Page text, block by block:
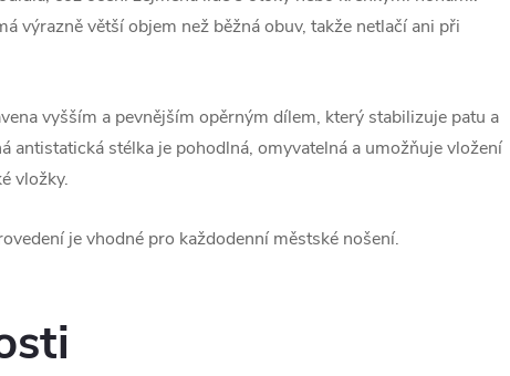
výrazně větší objem než běžná obuv, takže netlačí ani při
vyšším a pevnějším opěrným dílem, který stabilizuje patu a
antistatická stélka je pohodlná, omyvatelná a umožňuje vložení
vložky.
je vhodné pro každodenní městské nošení.